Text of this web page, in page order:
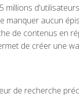
aucun
de contenus en
de créer une
de recherche